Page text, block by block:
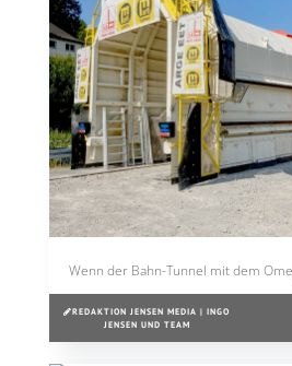
Wenn der Bahn-Tunnel mit dem
REDAKTION JENSEN MEDIA | INGO
JENSEN UND TEAM